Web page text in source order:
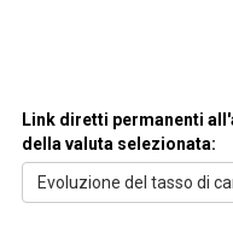
Link diretti permanenti
della valuta selezionata:
Evoluzione del tasso di